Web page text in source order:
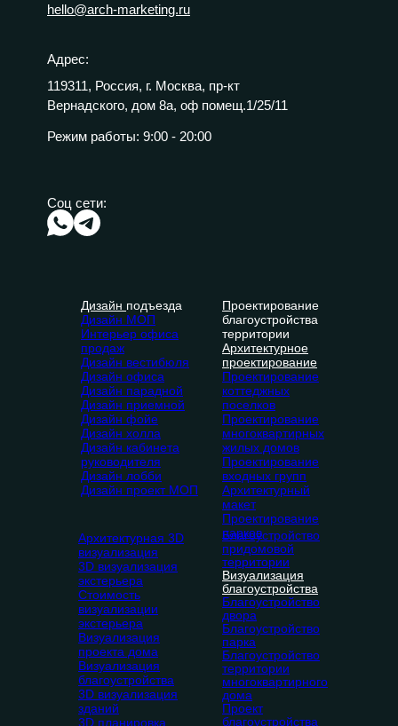
Адрес:
119311, Россия, г. Москва, пр-кт
Вернадского, дом 8а, оф помещ.1/25/11
Режим работы: 9:00 - 20:00
Соц сети:
hello@arch-marketing.ru
Благоустройство
придомовой
территории
Визуализация
благоустройства
Благоустройство
двора
Благоустройство
парка
Благоустройство
территории
многоквартирного
дома
Проект
благоустройства
Дизайн подъезда
Дизайн МОП
Интерьер офиса
продаж
Дизайн вестибюля
Дизайн офиса
Дизайн парадной
Дизайн приемной
Дизайн фойе
Дизайн холла
Дизайн кабинета
руководителя
Дизайн лобби
Дизайн проект МОП
Проектирование
благоустройства
территории
Архитектурное
проектирование
Проектирование
коттеджных
поселков
Проектирование
многоквартирных
жилых домов
Проектирование
входных групп
Архитектурный
макет
Проектирование
парков
Архитектурная 3D
визуализация
3D визуализация
экстерьера
Стоимость
визуализации
экстерьера
Визуализация
проекта дома
Визуализация
благоустройства
3D визуализация
зданий
3D планировка